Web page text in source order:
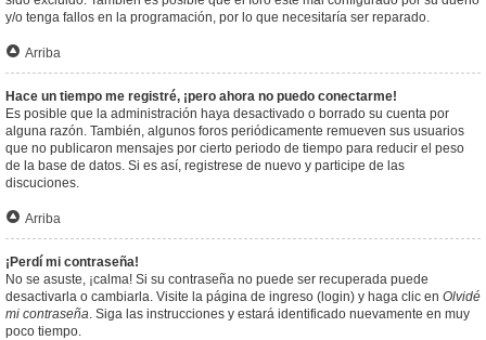
y/o tenga fallos en la programación, por lo que necesitaría ser reparado.
Arriba
Hace un tiempo me registré, ¡pero ahora no puedo conectarme!
Es posible que la administración haya desactivado o borrado su cuenta por
alguna razón. También, algunos foros periódicamente remueven sus usuarios
que no publicaron mensajes por cierto periodo de tiempo para reducir el peso
de la base de datos. Si es así, registrese de nuevo y participe de las
discuciones.
Arriba
¡Perdí mi contraseña!
No se asuste, ¡calma! Si su contraseña no puede ser recuperada puede
desactivarla o cambiarla. Visite la página de ingreso (login) y haga clic en Olvidé
mi contraseña. Siga las instrucciones y estará identificado nuevamente en muy
poco tiempo.